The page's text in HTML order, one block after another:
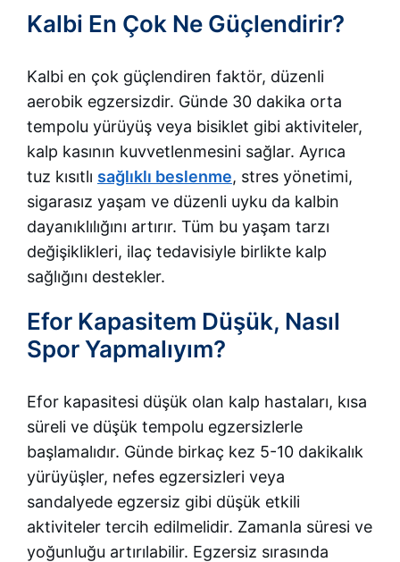
Kalbi En Çok Ne Güçlendirir?
Kalbi en çok güçlendiren faktör, düzenli
aerobik egzersizdir. Günde 30 dakika orta
tempolu yürüyüş veya bisiklet gibi aktiviteler,
kalp kasının kuvvetlenmesini sağlar. Ayrıca
tuz kısıtlı sağlıklı beslenme, stres yönetimi,
sigarasız yaşam ve düzenli uyku da kalbin
dayanıklılığını artırır. Tüm bu yaşam tarzı
değişiklikleri, ilaç tedavisiyle birlikte kalp
sağlığını destekler.
Efor Kapasitem Düşük, Nasıl
Spor Yapmalıyım?
Efor kapasitesi düşük olan kalp hastaları, kısa
süreli ve düşük tempolu egzersizlerle
başlamalıdır. Günde birkaç kez 5-10 dakikalık
yürüyüşler, nefes egzersizleri veya
sandalyede egzersiz gibi düşük etkili
aktiviteler tercih edilmelidir. Zamanla süresi ve
yoğunluğu artırılabilir. Egzersiz sırasında